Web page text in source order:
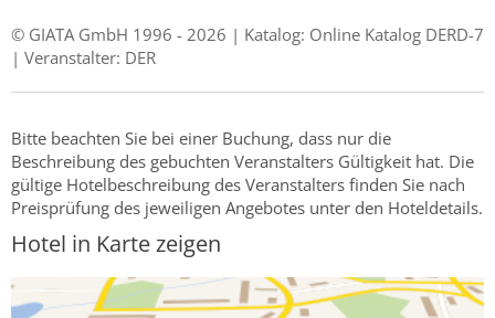
© GIATA GmbH 1996 - 2026 | Katalog: Online Katalog DERD-7
| Veranstalter: DER
Bitte beachten Sie bei einer Buchung, dass nur die
Beschreibung des gebuchten Veranstalters Gültigkeit hat. Die
gültige Hotelbeschreibung des Veranstalters finden Sie nach
Preisprüfung des jeweiligen Angebotes unter den Hoteldetails.
Hotel in Karte zeigen